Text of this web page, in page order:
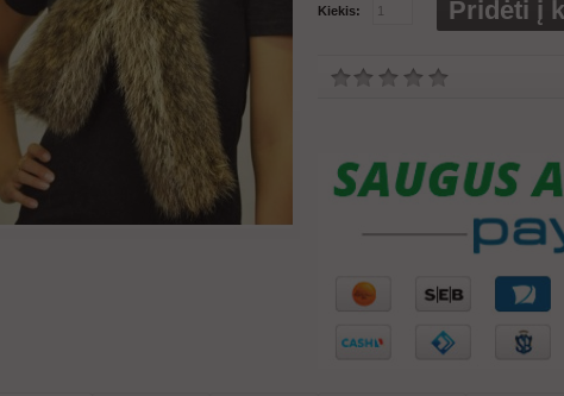
Kiekis: Pridėti į